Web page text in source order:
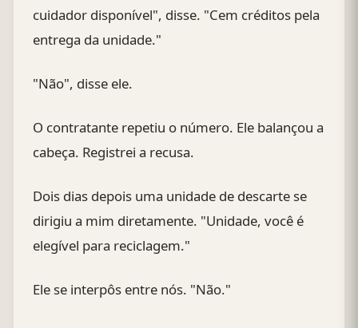
cuidador disponível", disse. "Cem créditos pela
entrega da unidade."
"Não", disse ele.
O contratante repetiu o número. Ele balançou a
cabeça. Registrei a recusa.
Dois dias depois uma unidade de descarte se
dirigiu a mim diretamente. "Unidade, você é
elegível para reciclagem."
Ele se interpôs entre nós. "Não."